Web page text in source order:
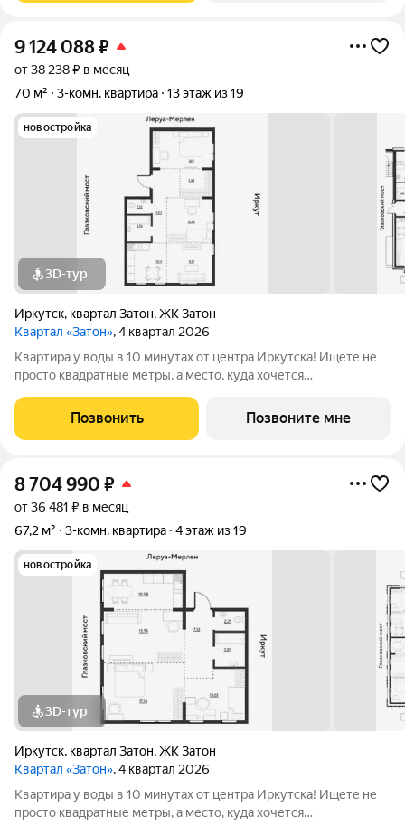
9 124 088₽
от 38 238 ₽ в месяц
70 м²
3-комн. квартира 13 этаж из 19
новостройка
3D-тур
Иркутск, квартал Затон,ЖК Затон
Квартал «Затон», 4 квартал 2026
Квартира у воды в 10 минутах от центра Иркутска! Ищете не
просто квадратные метры, а место, куда хочется
уникальный жилой комплекс на первой береговой линии,
расположенный на живописном полуострове в
Позвонить Позвоните мне
8 704 990 ₽
от 36 481 ₽ в месяц
67,2 м²
3-комн. квартира 4 этаж из 19
новостройка
3D-тур
Иркутск, квартал Затон,ЖК Затон
Квартал «Затон», 4 квартал 2026
Квартира у воды в 10 минутах от центра Иркутска! Ищете не
просто квадратные метры, а место, куда хочется